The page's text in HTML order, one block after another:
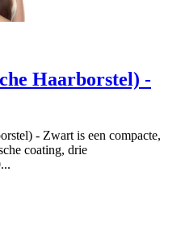
Haarborstel) -
- Zwart is een compacte,
coating, drie